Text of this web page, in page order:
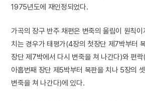
1975년도에 재인정되었다.
가곡의 장구 반주 채편은 변죽의 울림이 원칙
치는 경우가 태평가(4장의 첫장단 제7박부터
장단 제7박에서 다시 변죽을 쳐 나간다)와 편락
아홉번째 장단 제5박부터 복판을 치나 5장의
변죽을 쳐 나간다)에 있다.